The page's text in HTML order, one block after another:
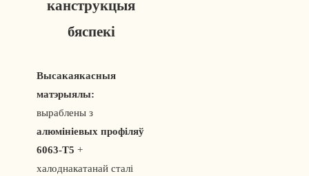
канструкцыя
бяспекі
Высакаякасныя
матэрыялы:
выраблены з
алюмініевых профіляў
6063-T5 +
халоднакатанай сталі